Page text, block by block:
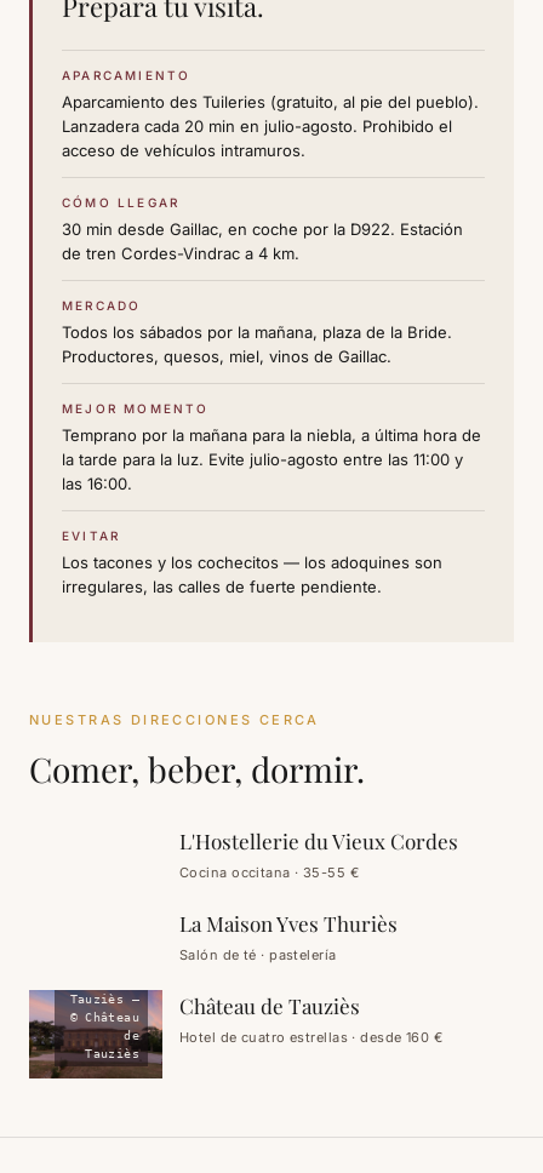
APARCAMIENTO
Aparcamiento des Tuileries (gratuito, al pie del pueblo).
Lanzadera cada 20 min en julio-agosto. Prohibido el
acceso de vehículos intramuros.
CÓMO LLEGAR
30 min desde Gaillac, en coche por la D922. Estación
de tren Cordes-Vindrac a 4 km.
MERCADO
Todos los sábados por la mañana, plaza de la Bride.
Productores, quesos, miel, vinos de Gaillac.
MEJOR MOMENTO
Temprano por la mañana para la niebla, a última hora de
la tarde para la luz. Evite julio-agosto entre las 11:00 y
las 16:00.
EVITAR
Los tacones y los cochecitos — los adoquines son
irregulares, las calles de fuerte pendiente.
NUESTRAS DIRECCIONES CERCA
Comer, beber, dormir.
terraza
bajo la
L'Hostellerie du Vieux Cordes
Cocina occitana · 35-55 €
La Maison Yves Thuriès
Salón de té · pastelería
Tauziès —
© Château
de
Tauziès
Château de Tauziès
Hotel de cuatro estrellas · desde 160 €